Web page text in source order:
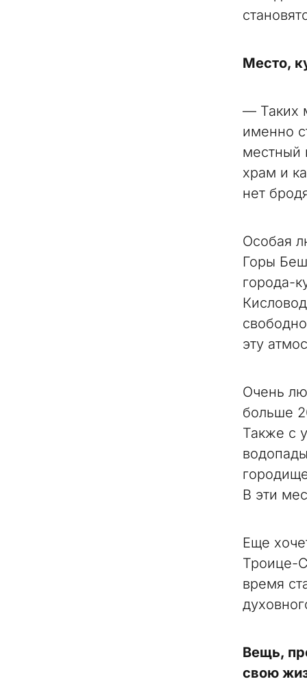
Место,
— Таких
именно
местный
храм и
нет
Особая
Горы
города-
эту
Очень
больше
Также с
В эти
Еще
Троице-
время
Вещь,
свою